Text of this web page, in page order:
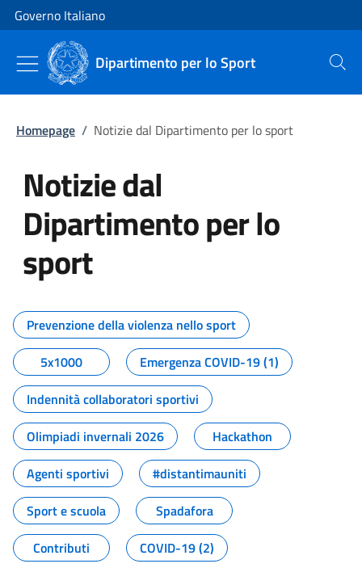
Vai al contenuto
Vai alla navigazione del sito
Governo Italiano
Dipartimento per lo Sport Cerca
Homepage / Notizie dal Dipartimento per lo sport
Notizie dal
Dipartimento per lo
sport
Tutti i contenuti della pagina
Prevenzione della violenza nello sport
5x1000
Emergenza COVID-19 (1)
Indennità collaboratori sportivi
Olimpiadi invernali 2026
Hackathon
Agenti sportivi
#distantimauniti
Sport e scuola
Spadafora
Contributi
COVID-19 (2)